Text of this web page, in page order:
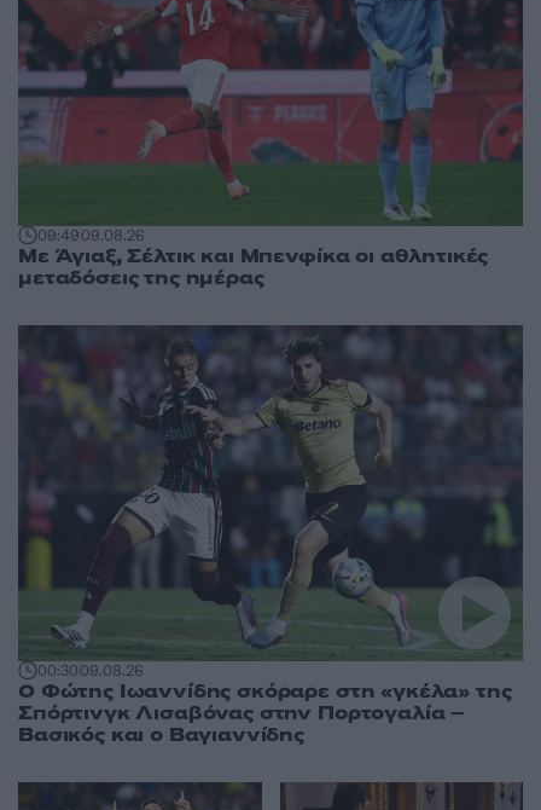
09:4909.08.26
Με Άγιαξ, Σέλτικ και Μπενφίκα οι αθλητικές
μεταδόσεις της ημέρας
00:3009.08.26
Ο Φώτης Ιωαννίδης σκόραρε στη «γκέλα» της
Σπόρτινγκ Λισαβόνας στην Πορτογαλία –
Βασικός και ο Βαγιαννίδης